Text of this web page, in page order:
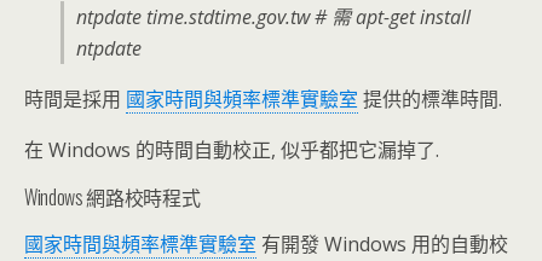
ntpdate time.stdtime.gov.tw # 需 apt-get install
ntpdate
時間是採用 國家時間與頻率標準實驗室 提供的標準時間.
在 Windows 的時間自動校正, 似乎都把它漏掉了.
Windows 網路校時程式
國家時間與頻率標準實驗室 有開發 Windows 用的自動校